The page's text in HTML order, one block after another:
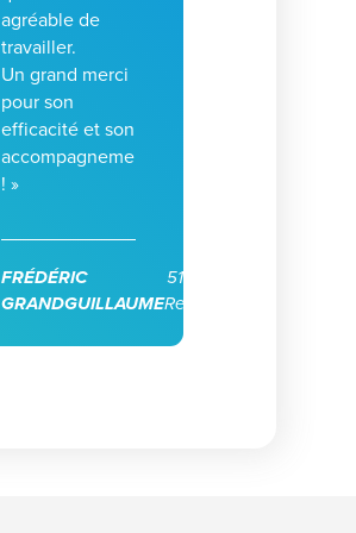
agréable de
travailler.
Un grand merci
pour son
efficacité et son
accompagnement
! »
FRÉDÉRIC
GRANDGUILLAUME
51100
Reims